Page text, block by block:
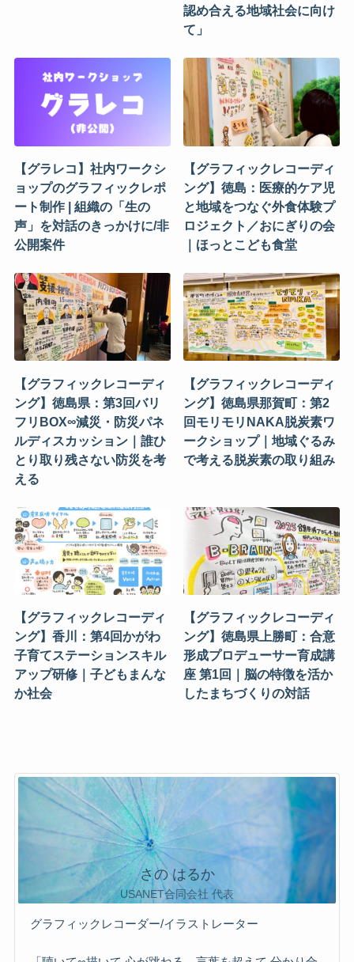
認め合える地域社会に向け
て」
【グラレコ】社内ワークシ
ョップのグラフィックレポ
ート制作 | 組織の「生の
声」を対話のきっかけに/非
公開案件
【グラフィックレコーディ
ング】徳島：医療的ケア児
と地域をつなぐ外食体験プ
ロジェクト／おにぎりの会
｜ほっとこども食堂
【グラフィックレコーディ
ング】徳島県：第3回バリ
フリBOX∞減災・防災パネ
ルディスカッション｜誰ひ
とり取り残さない防災を考
える
【グラフィックレコーディ
ング】徳島県那賀町：第2
回モリモリNAKA脱炭素ワ
ークショップ｜地域ぐるみ
で考える脱炭素の取り組み
【グラフィックレコーディ
ング】香川：第4回かがわ
子育てステーションスキル
アップ研修｜子どもまんな
か社会
【グラフィックレコーディ
ング】徳島県上勝町：合意
形成プロデューサー育成講
座 第1回｜脳の特徴を活か
したまちづくりの対話
さの はるか
USANET合同会社 代表
グラフィックレコーダー/イラストレーター